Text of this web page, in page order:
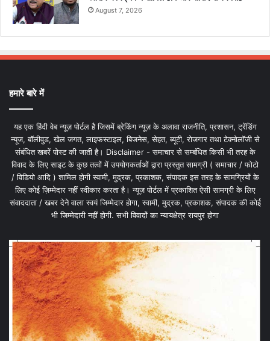
August 7, 2026
हमारे बारे में
यह एक हिंदी वेब न्यूज़ पोर्टल है जिसमें ब्रेकिंग न्यूज़ के अलावा राजनीति, प्रशासन, ट्रेंडिंग
न्यूज, बॉलीवुड, खेल जगत, लाइफस्टाइल, बिजनेस, सेहत, ब्यूटी, रोजगार तथा टेक्नोलॉजी से
संबंधित खबरें पोस्ट की जाती है। Disclaimer - समाचार से सम्बंधित किसी भी तरह के
विवाद के लिए साइट के कुछ तत्वों में उपयोगकर्ताओं द्वारा प्रस्तुत सामग्री ( समाचार / फोटो
/ विडियो आदि ) शामिल होगी स्वामी, मुद्रक, प्रकाशक, संपादक इस तरह के सामग्रियों के
लिए कोई ज़िम्मेदार नहीं स्वीकार करता है। न्यूज़ पोर्टल में प्रकाशित ऐसी सामग्री के लिए
संवाददाता / खबर देने वाला स्वयं जिम्मेदार होगा, स्वामी, मुद्रक, प्रकाशक, संपादक की कोई
भी जिम्मेदारी नहीं होगी. सभी विवादों का न्यायक्षेत्र रायपुर होगा